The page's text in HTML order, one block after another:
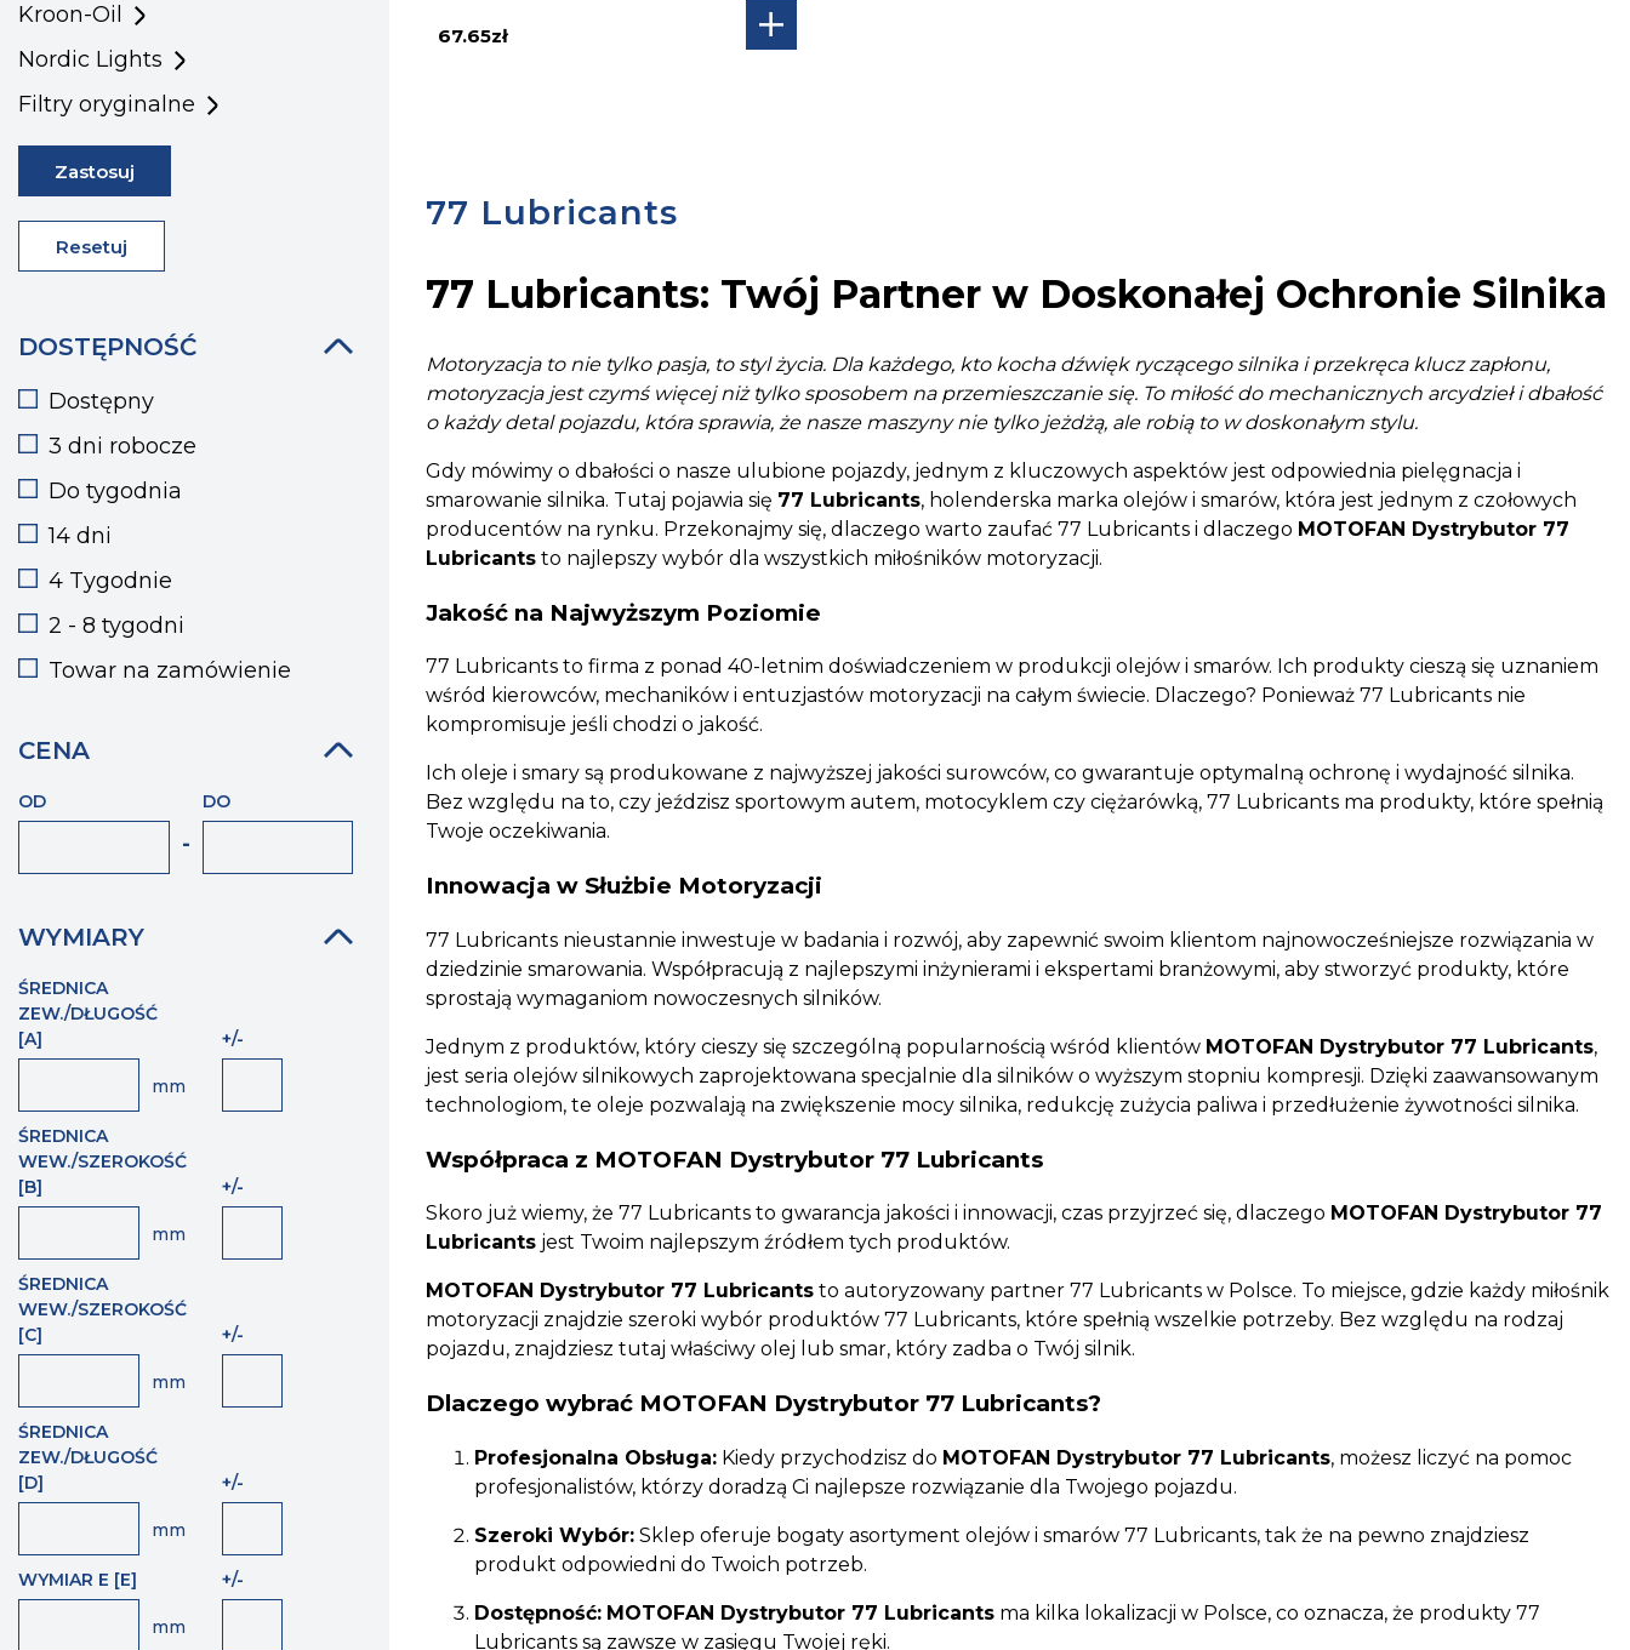
Kroon-Oil
Nordic Lights
Filtry oryginalne
Zastosuj
Resetuj
DOSTĘPNOŚĆ
Dostępny
3 dni robocze
Do tygodnia
14 dni
4 Tygodnie
2 - 8 tygodni
Towar na zamówienie
CENA
OD
-
DO
WYMIARY
ŚREDNICA
ZEW./DŁUGOŚĆ
[A]
mm
+/-
ŚREDNICA
WEW./SZEROKOŚĆ
[B]
mm
+/-
ŚREDNICA
WEW./SZEROKOŚĆ
[C]
mm
+/-
ŚREDNICA
ZEW./DŁUGOŚĆ
[D]
mm
+/-
WYMIAR E [E]
mm
+/-
67.65zł
77 Lubricants
77 Lubricants: Twój Partner w Doskonałej Ochronie Silnika
Motoryzacja to nie tylko pasja, to styl życia. Dla każdego, kto kocha dźwięk ryczącego silnika i przekręca klucz zapłonu,
motoryzacja jest czymś więcej niż tylko sposobem na przemieszczanie się. To miłość do mechanicznych arcydzieł i dbałość
o każdy detal pojazdu, która sprawia, że nasze maszyny nie tylko jeżdżą, ale robią to w doskonałym stylu.
Gdy mówimy o dbałości o nasze ulubione pojazdy, jednym z kluczowych aspektów jest odpowiednia pielęgnacja i
smarowanie silnika. Tutaj pojawia się 77 Lubricants, holenderska marka olejów i smarów, która jest jednym z czołowych
producentów na rynku. Przekonajmy się, dlaczego warto zaufać 77 Lubricants i dlaczego MOTOFAN Dystrybutor 77
Lubricants to najlepszy wybór dla wszystkich miłośników motoryzacji.
Jakość na Najwyższym Poziomie
77 Lubricants to firma z ponad 40-letnim doświadczeniem w produkcji olejów i smarów. Ich produkty cieszą się uznaniem
wśród kierowców, mechaników i entuzjastów motoryzacji na całym świecie. Dlaczego? Ponieważ 77 Lubricants nie
kompromisuje jeśli chodzi o jakość.
Ich oleje i smary są produkowane z najwyższej jakości surowców, co gwarantuje optymalną ochronę i wydajność silnika.
Bez względu na to, czy jeździsz sportowym autem, motocyklem czy ciężarówką, 77 Lubricants ma produkty, które spełnią
Twoje oczekiwania.
Innowacja w Służbie Motoryzacji
77 Lubricants nieustannie inwestuje w badania i rozwój, aby zapewnić swoim klientom najnowocześniejsze rozwiązania w
dziedzinie smarowania. Współpracują z najlepszymi inżynierami i ekspertami branżowymi, aby stworzyć produkty, które
sprostają wymaganiom nowoczesnych silników.
Jednym z produktów, który cieszy się szczególną popularnością wśród klientów MOTOFAN Dystrybutor 77 Lubricants,
jest seria olejów silnikowych zaprojektowana specjalnie dla silników o wyższym stopniu kompresji. Dzięki zaawansowanym
technologiom, te oleje pozwalają na zwiększenie mocy silnika, redukcję zużycia paliwa i przedłużenie żywotności silnika.
Współpraca z MOTOFAN Dystrybutor 77 Lubricants
Skoro już wiemy, że 77 Lubricants to gwarancja jakości i innowacji, czas przyjrzeć się, dlaczego MOTOFAN Dystrybutor 77
Lubricants jest Twoim najlepszym źródłem tych produktów.
MOTOFAN Dystrybutor 77 Lubricants to autoryzowany partner 77 Lubricants w Polsce. To miejsce, gdzie każdy miłośnik
motoryzacji znajdzie szeroki wybór produktów 77 Lubricants, które spełnią wszelkie potrzeby. Bez względu na rodzaj
pojazdu, znajdziesz tutaj właściwy olej lub smar, który zadba o Twój silnik.
Dlaczego wybrać MOTOFAN Dystrybutor 77 Lubricants?
Profesjonalna Obsługa: Kiedy przychodzisz do MOTOFAN Dystrybutor 77 Lubricants, możesz liczyć na pomoc
profesjonalistów, którzy doradzą Ci najlepsze rozwiązanie dla Twojego pojazdu.
Szeroki Wybór: Sklep oferuje bogaty asortyment olejów i smarów 77 Lubricants, tak że na pewno znajdziesz
produkt odpowiedni do Twoich potrzeb.
Dostępność: MOTOFAN Dystrybutor 77 Lubricants ma kilka lokalizacji w Polsce, co oznacza, że produkty 77
Lubricants są zawsze w zasięgu Twojej ręki.